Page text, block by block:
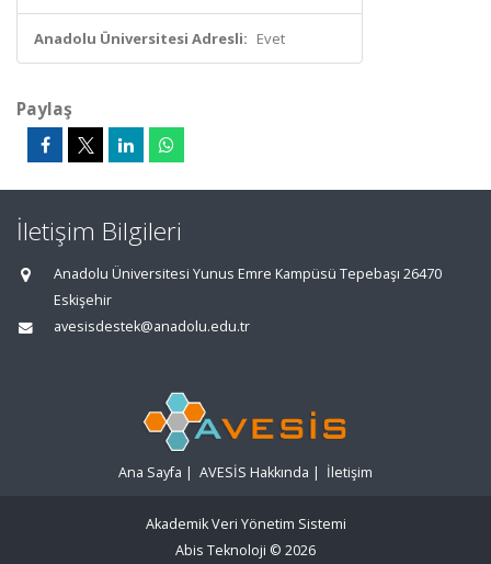
Anadolu Üniversitesi Adresli: Evet
Paylaş
İletişim Bilgileri
Anadolu Üniversitesi Yunus Emre Kampüsü Tepebaşı 26470
Eskişehir
avesisdestek@anadolu.edu.tr
Ana Sayfa | AVESİS Hakkında | İletişim
Akademik Veri Yönetim Sistemi
Abis Teknoloji © 2026